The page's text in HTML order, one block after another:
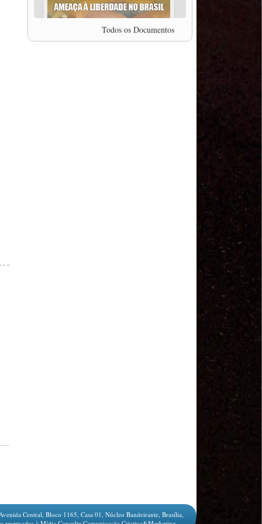
professor da Unisinos e Doutor em Ciências da
Comunicação da USP, Rafael Grohmann, que
coordena uma pesquisa internacional que visa
pressionar as plataformas digitais por melhores
Daniel Pallares - CNTP - Panamá
Boris Guerrero - CONUTT - Chile
Todos os Documentos
Central, Bloco 1165, Casa 01, Núcleo Bandeirante, Brasília,